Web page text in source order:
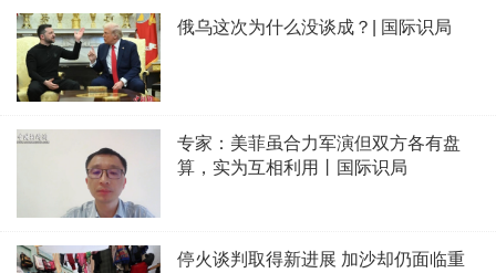
俄乌这次为什么没谈成？| 国际识局
专家：美菲虽合力军演但双方各有盘
算，实为互相利用丨国际识局
停火谈判取得新进展 加沙却仍面临重